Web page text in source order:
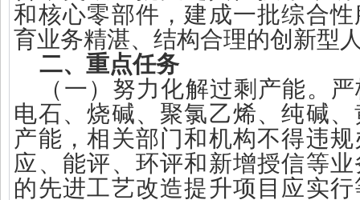
和核心零部件，建成一批综合
育业务精湛、结构合理的创新型
二、重点任务
（一）努力化解过剩产能。
电石、烧碱、聚氯乙烯、纯碱
产能，相关部门和机构不得违
应、能评、环评和新增授信等
的先进工艺改造提升项目应实